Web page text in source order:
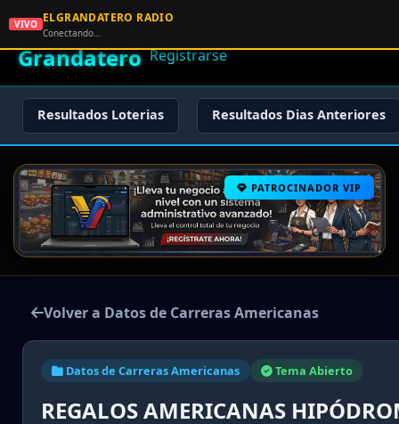
🌟 El
Grandatero Registrarse
Resultados Loterias Resultados Dias Anteriores
PATROCINADOR VIP
Volver a Datos de Carreras Americanas
Datos de Carreras Americanas Tema Abierto
REGALOS AMERICANAS
VIVO ELGRANDATERO RADIO
Conectando…